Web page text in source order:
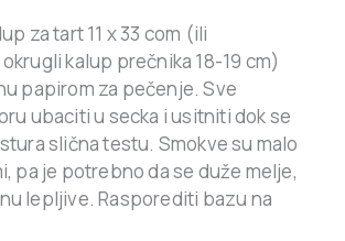
za tart 11 x 33 com (ili
kalup prečnika 18-19 cm)
papirom za pečenje. Sve
ubaciti u secka i usitniti dok se
slična testu. Smokve su malo
pa je potrebno da se duže melje,
lepljive. Rasporediti bazu na